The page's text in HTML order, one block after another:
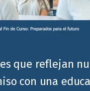
que reflejan
con una